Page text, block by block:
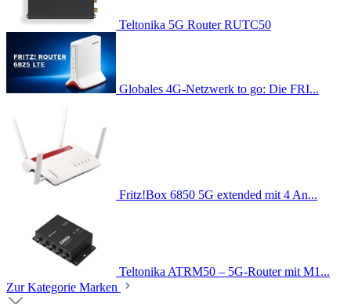
Teltonika 5G Router RUTC50
Globales 4G-Netzwerk to go: Die FRI...
Fritz!Box 6850 5G extended mit 4 An...
Teltonika ATRM50 – 5G-Router mit M1...
Zur Kategorie Marken